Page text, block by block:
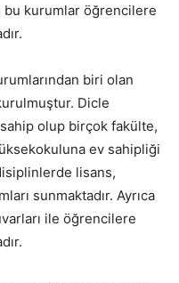
bu kurumlar öğrencilere
biri olan
Dicle
olup birçok fakülte,
ev sahipliği
lisans,
sunmaktadır. Ayrıca
ile öğrencilere